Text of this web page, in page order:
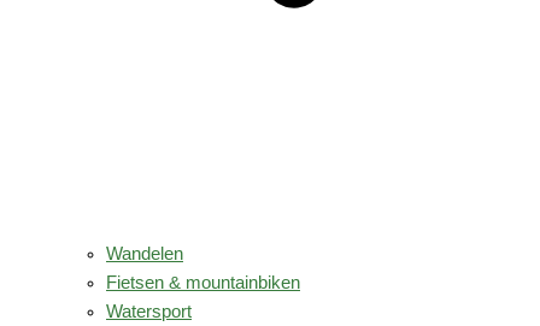
Wandelen
Fietsen & mountainbiken
Watersport